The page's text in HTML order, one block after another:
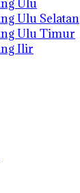
Ulu
Ulu Selatan
Ulu Timur
Ilir